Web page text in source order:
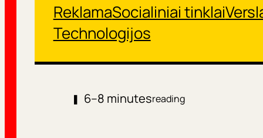
ReklamaSocialiniai tinklai
Technologijos
❚ 6–8 minutesreading